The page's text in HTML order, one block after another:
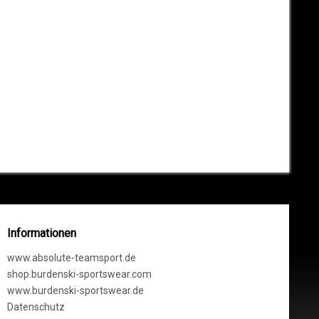
Informationen
www.absolute-teamsport.de
shop.burdenski-sportswear.com
www.burdenski-sportswear.de
Datenschutz